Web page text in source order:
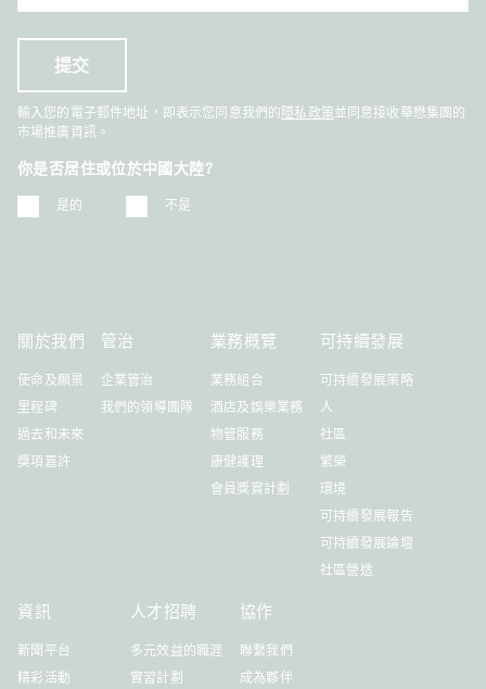
輸入您的電子郵件地址，即表示您同意我們的 隱私政策並同意接收華懋集團的
市場推廣資訊。
你是否居住或位於中國大陸?
是的 不是
關於我們
使命及願景
里程碑
過去和未來
獎項嘉許
管治
企業管治
我們的領導團隊
業務概覽
業務組合
酒店及娛樂業務
物管服務
康健護理
會員獎賞計劃
可持續發展
可持續發展策略
人
社區
繁榮
環境
可持續發展報告
可持續發展論壇
社區營造
資訊
新聞平台
精彩活動
人才招聘
多元效益的職涯
實習計劃
協作
聯繫我們
成為夥伴